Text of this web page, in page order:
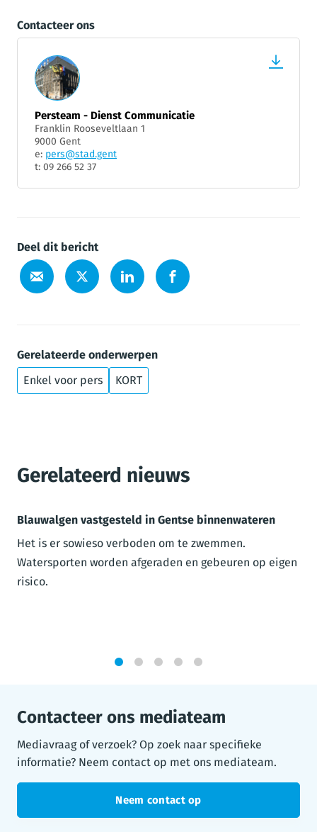
Contacteer ons
Persteam - Dienst Communicatie
Franklin Rooseveltlaan 1
9000 Gent
e: pers@stad.gent
t: 09 266 52 37
Deel dit bericht
Gerelateerde onderwerpen
Enkel voor pers
KORT
Gerelateerd nieuws
Blauwalgen vastgesteld in Gentse binnenwateren
Het is er sowieso verboden om te zwemmen.
Watersporten worden afgeraden en gebeuren op eigen
risico.
Contacteer ons mediateam
Mediavraag of verzoek? Op zoek naar specifieke
informatie? Neem contact op met ons mediateam.
Neem contact op